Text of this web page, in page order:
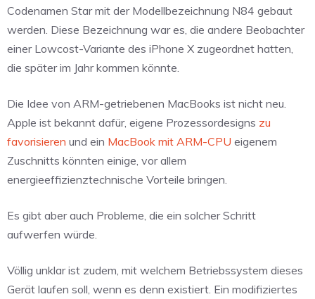
Codenamen Star mit der Modellbezeichnung N84 gebaut
werden. Diese Bezeichnung war es, die andere Beobachter
einer Lowcost-Variante des iPhone X zugeordnet hatten,
die später im Jahr kommen könnte.
Die Idee von ARM-getriebenen MacBooks ist nicht neu.
Apple ist bekannt dafür, eigene Prozessordesigns zu
favorisieren und ein MacBook mit ARM-CPU eigenem
Zuschnitts könnten einige, vor allem
energieeffizienztechnische Vorteile bringen.
Es gibt aber auch Probleme, die ein solcher Schritt
aufwerfen würde.
Völlig unklar ist zudem, mit welchem Betriebssystem dieses
Gerät laufen soll, wenn es denn existiert. Ein modifiziertes